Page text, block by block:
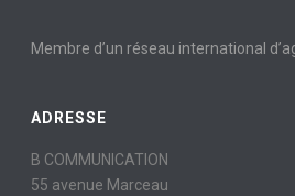
Membre d’un réseau international
ADRESSE
B COMMUNICATION
55 avenue Marceau